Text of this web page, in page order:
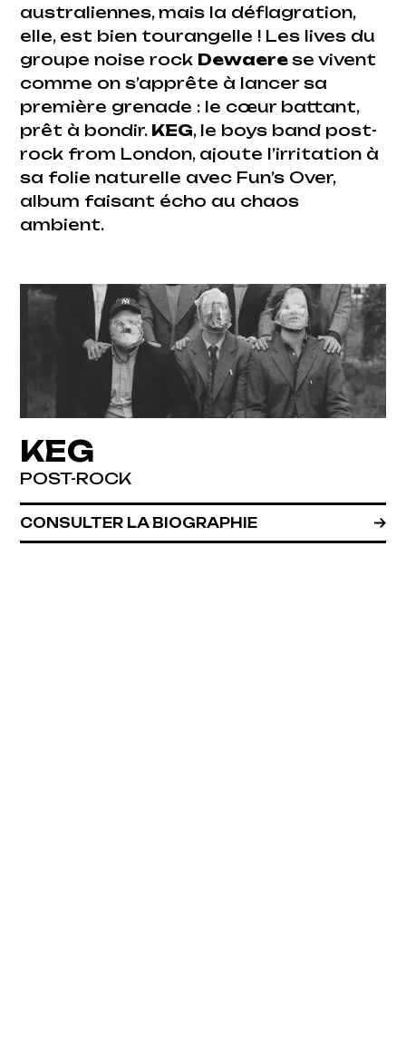
australiennes, mais la déflagration,
elle, est bien tourangelle ! Les lives du
groupe noise rock Dewaerese vivent
comme on s’apprête à lancer sa
première grenade : le cœur battant,
prêt à bondir. KEG, le boys band post-
rock from London, ajoute l’irritation à
sa folie naturelle avec Fun’s Over,
album faisant écho au chaos
ambient.
KEG
POST-ROCK
CONSULTER LA BIOGRAPHIE